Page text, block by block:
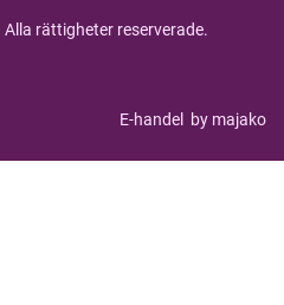
rättigheter reserverade.
E-handel by majako